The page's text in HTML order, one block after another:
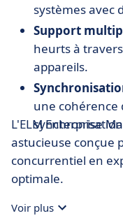
systèmes avec
Support
heurts à
appareils.
une cohérence
L'ELM Enterprise
astucieuse conçue
concurrentiel en
optimale.
Voir plus